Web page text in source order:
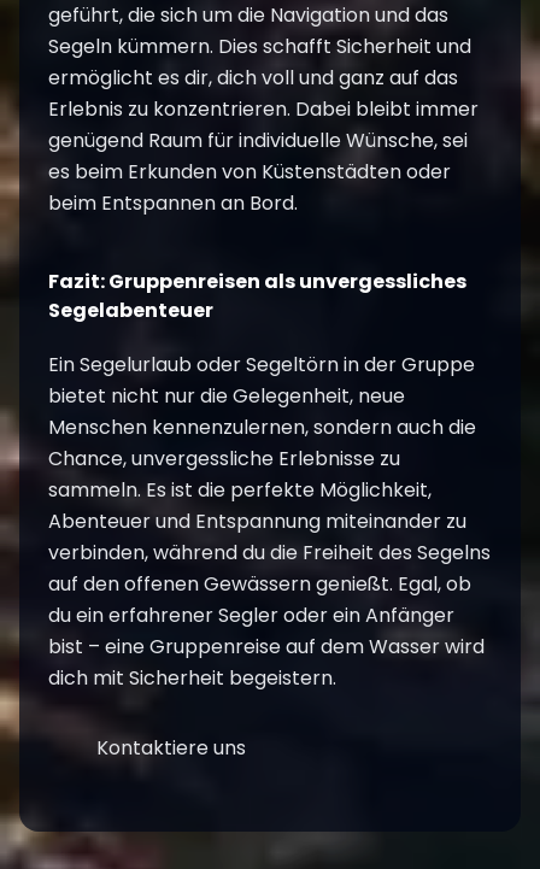
geführt, die sich um die Navigation und das
Segeln kümmern. Dies schafft Sicherheit und
ermöglicht es dir, dich voll und ganz auf das
Erlebnis zu konzentrieren. Dabei bleibt immer
genügend Raum für individuelle Wünsche, sei
es beim Erkunden von Küstenstädten oder
beim Entspannen an Bord.
Fazit: Gruppenreisen als unvergessliches
Segelabenteuer
Ein Segelurlaub oder Segeltörn in der Gruppe
bietet nicht nur die Gelegenheit, neue
Menschen kennenzulernen, sondern auch die
Chance, unvergessliche Erlebnisse zu
sammeln. Es ist die perfekte Möglichkeit,
Abenteuer und Entspannung miteinander zu
verbinden, während du die Freiheit des Segelns
auf den offenen Gewässern genießt. Egal, ob
du ein erfahrener Segler oder ein Anfänger
bist – eine Gruppenreise auf dem Wasser wird
dich mit Sicherheit begeistern.
Kontaktiere uns